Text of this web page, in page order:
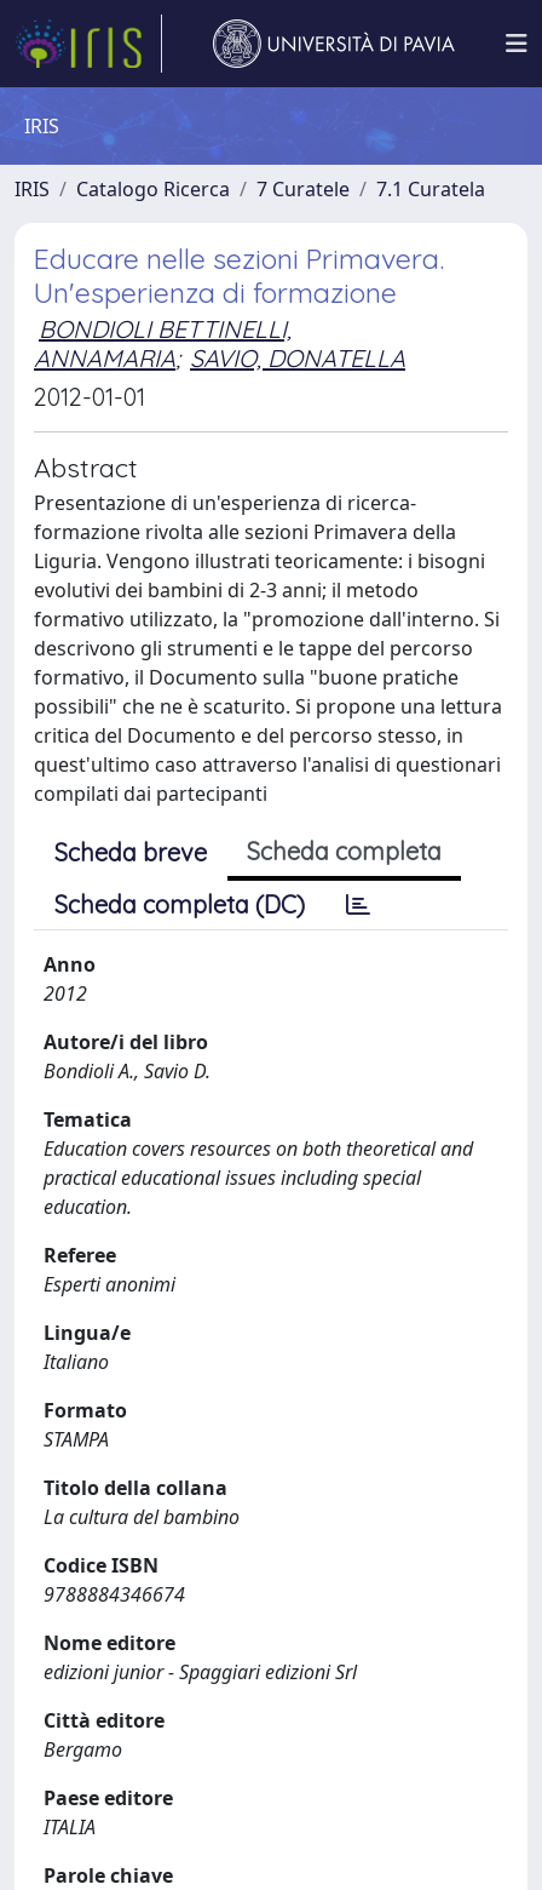
IRIS
IRIS Catalogo Ricerca 7 Curatele 7.1 Curatela
Educare nelle sezioni Primavera.
Un'esperienza di formazione
BONDIOLI BETTINELLI,
ANNAMARIA; SAVIO, DONATELLA
2012-01-01
Abstract
Presentazione di un'esperienza di ricerca-
formazione rivolta alle sezioni Primavera della
Liguria. Vengono illustrati teoricamente: i bisogni
evolutivi dei bambini di 2-3 anni; il metodo
formativo utilizzato, la "promozione dall'interno. Si
descrivono gli strumenti e le tappe del percorso
formativo, il Documento sulla "buone pratiche
possibili" che ne è scaturito. Si propone una lettura
critica del Documento e del percorso stesso, in
quest'ultimo caso attraverso l'analisi di questionari
compilati dai partecipanti
Scheda breve
Scheda completa
Scheda completa (DC)
Anno
2012
Autore/i del libro
Bondioli A., Savio D.
Tematica
Education covers resources on both theoretical and
practical educational issues including special
education.
Referee
Esperti anonimi
Lingua/e
Italiano
Formato
STAMPA
Titolo della collana
La cultura del bambino
Codice ISBN
9788884346674
Nome editore
edizioni junior - Spaggiari edizioni Srl
Città editore
Bergamo
Paese editore
ITALIA
Parole chiave